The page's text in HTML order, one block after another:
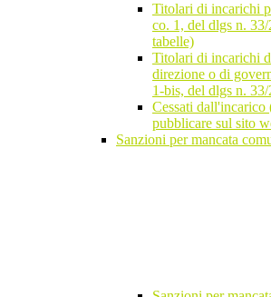
Titolari di incarichi
co. 1, del dlgs n.
tabelle)
Titolari di incarichi
direzione o di
1-bis, del dlgs n.
Cessati dall'incarico
pubblicare sul sito
Sanzioni per mancata